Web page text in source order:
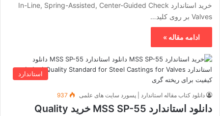
خرید استاندارد In-Line, Spring-Assisted, Center-Guided Check
Valves بر روی کلید…
ادامه مقاله »
استاندارد
دانلود کتاب مقاله استاندارد | پسورد سایت های علمی 937
دانلود استاندارد MSS SP-55 خرید Quality